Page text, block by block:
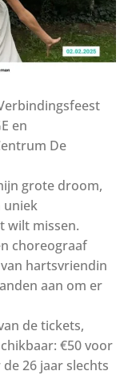
en
De
grote droom,
uniek
wilt missen.
choreograaf
hartsvriendin
aan om er
de tickets,
€50 voor
26 jaar slechts